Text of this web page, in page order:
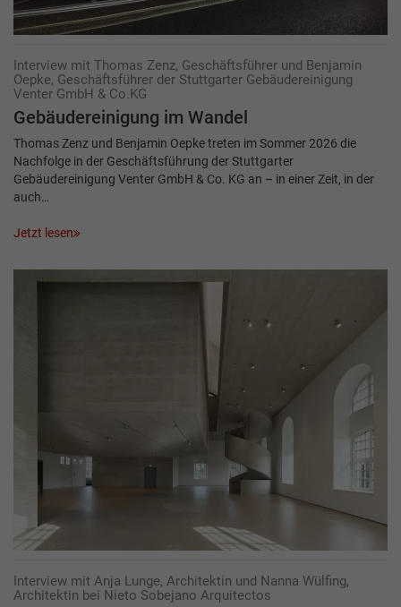
Interview mit Thomas Zenz, Geschäftsführer und Benjamin
Oepke, Geschäftsführer der Stuttgarter Gebäudereinigung
Venter GmbH & Co.KG
Gebäudereinigung im Wandel
Thomas Zenz und Benjamin Oepke treten im Sommer 2026 die
Nachfolge in der Geschäftsführung der Stuttgarter
Gebäudereinigung Venter GmbH & Co. KG an – in einer Zeit, in der
auch…
Jetzt lesen
Interview mit Anja Lunge, Architektin und Nanna Wülfing,
Architektin bei Nieto Sobejano Arquitectos